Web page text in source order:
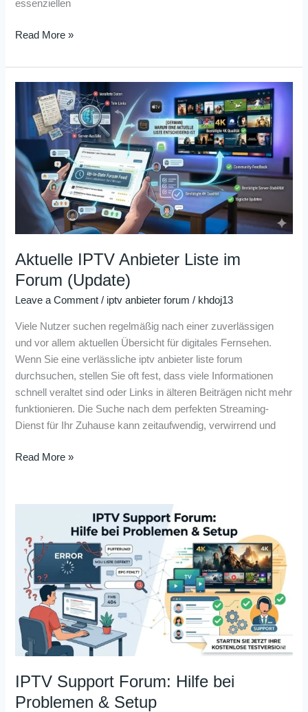
essenziellen
Read More »
Aktuelle IPTV Anbieter Liste im
Forum (Update)
Leave a Comment / iptv anbieter forum / khdoj13
Viele Nutzer suchen regelmäßig nach einer zuverlässigen
und vor allem aktuellen Übersicht für digitales Fernsehen.
Wenn Sie eine verlässliche iptv anbieter liste forum
durchsuchen, stellen Sie oft fest, dass viele Informationen
schnell veraltet sind oder Links in älteren Beiträgen nicht mehr
funktionieren. Die Suche nach dem perfekten Streaming-
Dienst für Ihr Zuhause kann zeitaufwendig, verwirrend und
Aktuelle
IPTV
Anbieter
Liste
im
Forum
(Update)
Read More »
IPTV Support Forum: Hilfe bei
Problemen & Setup
Forum:
Hilfe
bei
Problemen
Setup